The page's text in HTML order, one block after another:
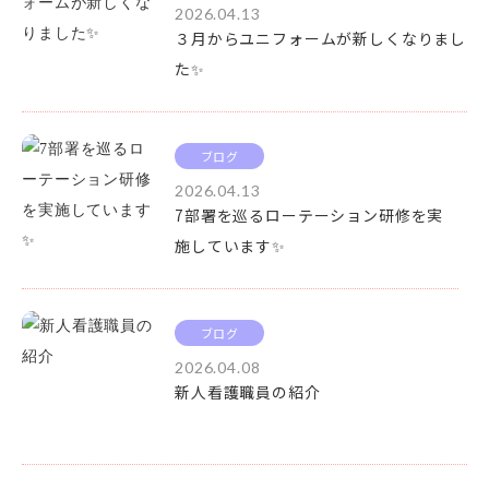
2026.04.13
３月からユニフォームが新しくなりまし
た✨
ブログ
2026.04.13
7部署を巡るローテーション研修を実
施しています✨
ブログ
2026.04.08
新人看護職員の紹介